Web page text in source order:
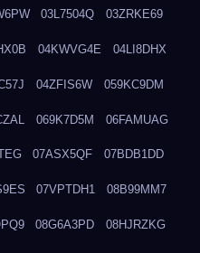
03L7504Q 03ZRKE69
04KWVG4E 04LI8DHX
04ZFIS6W 059KC9DM
069K7D5M 06FAMUAG
07ASX5QF 07BDB1DD
07VPTDH1 08B99MM7
08G6A3PD 08HJRZKG